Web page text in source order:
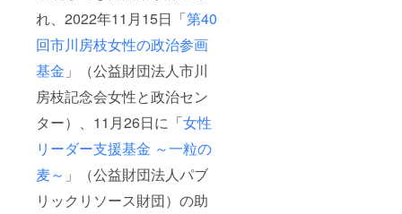
れ、2022年11月15日「第40
回市川房枝女性の政治参画
基金 」（公益財団法人市川
房枝記念会女性と政治セン
ター）、11月26日に「女性
リーダー支援基金 ～一粒の
麦～ 」（公益財団法人パブ
リックリソース財団）の助